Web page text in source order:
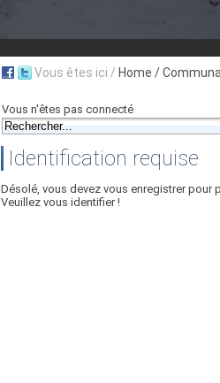
Vous êtes ici / Home /
Vous n'êtes pas connecté
Identification requise
Désolé, vous devez vous enregistrer pour
Veuillez vous identifier !